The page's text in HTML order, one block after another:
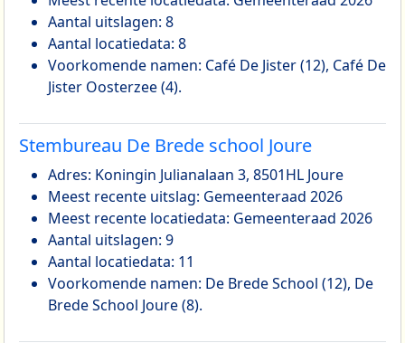
Aantal uitslagen: 8
Aantal locatiedata: 8
Voorkomende namen: Café De Jister (12), Café De
Jister Oosterzee (4).
Stembureau De Brede school Joure
Adres: Koningin Julianalaan 3, 8501HL Joure
Meest recente uitslag: Gemeenteraad 2026
Meest recente locatiedata: Gemeenteraad 2026
Aantal uitslagen: 9
Aantal locatiedata: 11
Voorkomende namen: De Brede School (12), De
Brede School Joure (8).